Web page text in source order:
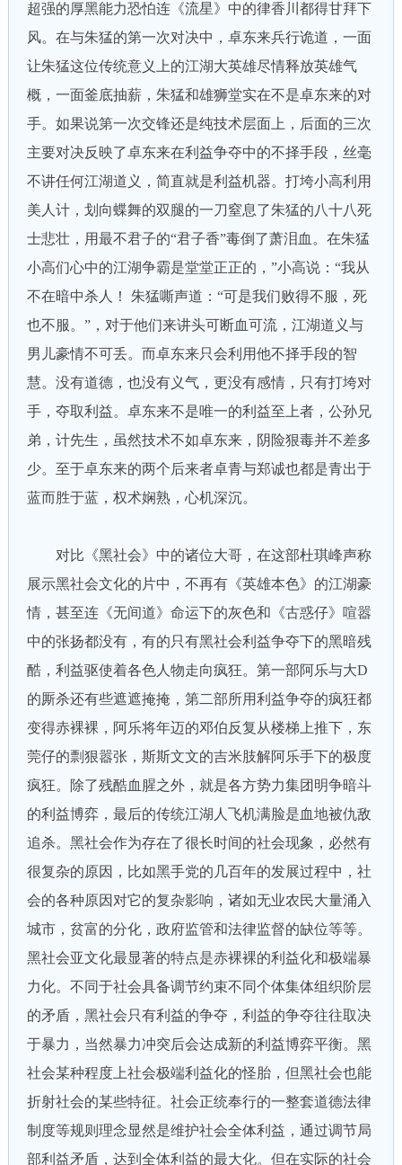
超强的厚黑能力恐怕连《流星》中的律香川都得甘拜下
风。在与朱猛的第一次对决中，卓东来兵行诡道，一面
让朱猛这位传统意义上的江湖大英雄尽情释放英雄气
概，一面釜底抽薪，朱猛和雄狮堂实在不是卓东来的对
手。如果说第一次交锋还是纯技术层面上，后面的三次
主要对决反映了卓东来在利益争夺中的不择手段，丝毫
不讲任何江湖道义，简直就是利益机器。打垮小高利用
美人计，划向蝶舞的双腿的一刀窒息了朱猛的八十八死
士悲壮，用最不君子的“君子香”毒倒了萧泪血。在朱猛
小高们心中的江湖争霸是堂堂正正的，”小高说：“我从
不在暗中杀人！ 朱猛嘶声道：“可是我们败得不服，死
也不服。”，对于他们来讲头可断血可流，江湖道义与
男儿豪情不可丢。而卓东来只会利用他不择手段的智
慧。没有道德，也没有义气，更没有感情，只有打垮对
手，夺取利益。卓东来不是唯一的利益至上者，公孙兄
弟，计先生，虽然技术不如卓东来，阴险狠毒并不差多
少。至于卓东来的两个后来者卓青与郑诚也都是青出于
蓝而胜于蓝，权术娴熟，心机深沉。
对比《黑社会》中的诸位大哥，在这部杜琪峰声称
展示黑社会文化的片中，不再有《英雄本色》的江湖豪
情，甚至连《无间道》命运下的灰色和《古惑仔》喧嚣
中的张扬都没有，有的只有黑社会利益争夺下的黑暗残
酷，利益驱使着各色人物走向疯狂。第一部阿乐与大D
的厮杀还有些遮遮掩掩，第二部所用利益争夺的疯狂都
变得赤裸裸，阿乐将年迈的邓伯反复从楼梯上推下，东
莞仔的剽狠嚣张，斯斯文文的吉米肢解阿乐手下的极度
疯狂。除了残酷血腥之外，就是各方势力集团明争暗斗
的利益博弈，最后的传统江湖人飞机满脸是血地被仇敌
追杀。黑社会作为存在了很长时间的社会现象，必然有
很复杂的原因，比如黑手党的几百年的发展过程中，社
会的各种原因对它的复杂影响，诸如无业农民大量涌入
城市，贫富的分化，政府监管和法律监督的缺位等等。
黑社会亚文化最显著的特点是赤裸裸的利益化和极端暴
力化。不同于社会具备调节约束不同个体集体组织阶层
的矛盾，黑社会只有利益的争夺，利益的争夺往往取决
于暴力，当然暴力冲突后会达成新的利益博弈平衡。黑
社会某种程度上社会极端利益化的怪胎，但黑社会也能
折射社会的某些特征。社会正统奉行的一整套道德法律
制度等规则理念显然是维护社会全体利益，通过调节局
部利益矛盾，达到全体利益的最大化。但在实际的社会